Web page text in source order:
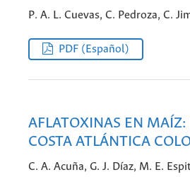
P. A. L. Cuevas, C. Pedroza, C.
PDF (Español)
AFLATOXINAS EN MAÍZ:
COSTA ATLÁNTICA
C. A. Acuña, G. J. Díaz, M. E.